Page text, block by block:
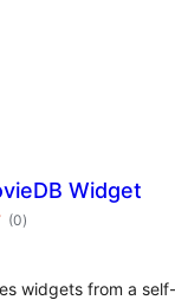
Widget
(0arvosanat
yhteensä
)
widgets from a